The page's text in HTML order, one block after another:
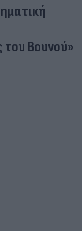
του Βουνού»